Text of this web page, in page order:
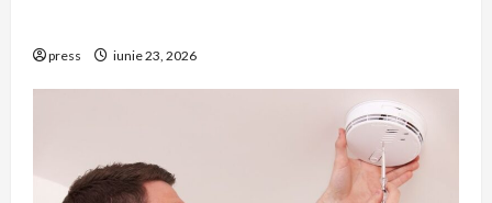
press iunie 23, 2026